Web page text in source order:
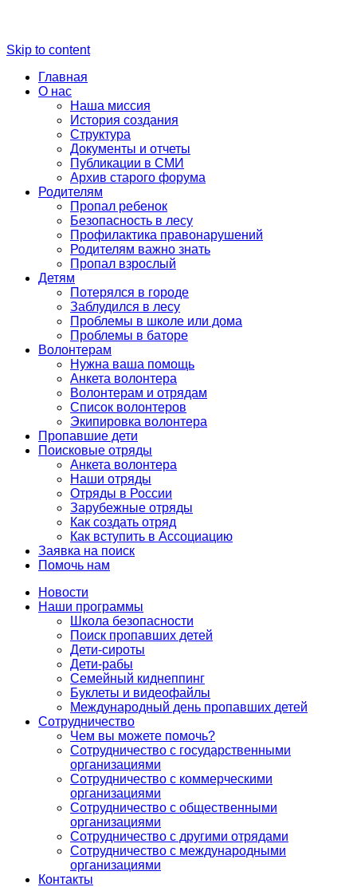
Skip to content
Главная
О нас
Наша миссия
История создания
Структура
Документы и отчеты
Публикации в СМИ
Архив старого форума
Родителям
Пропал ребенок
Безопасность в лесу
Профилактика правонарушений
Родителям важно знать
Пропал взрослый
Детям
Потерялся в городе
Заблудился в лесу
Проблемы в школе или дома
Проблемы в баторе
Волонтерам
Нужна ваша помощь
Анкета волонтера
Волонтерам и отрядам
Список волонтеров
Экипировка волонтера
Пропавшие дети
Поисковые отряды
Анкета волонтера
Наши отряды
Отряды в России
Зарубежные отряды
Как создать отряд
Как вступить в Ассоциацию
Заявка на поиск
Помочь нам
Новости
Наши программы
Школа безопасности
Поиск пропавших детей
Дети-сироты
Дети-рабы
Семейный киднеппинг
Буклеты и видеофайлы
Международный день пропавших детей
Сотрудничество
Чем вы можете помочь?
Сотрудничество с государственными
организациями
Сотрудничество с коммерческими
организациями
Сотрудничество с общественными
организациями
Сотрудничество с другими отрядами
Сотрудничество с международными
организациями
Контакты